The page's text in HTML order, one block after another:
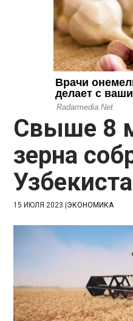
Свыше 8
зерна
15 ИЮЛЯ 2023 |ЭКОНОМИКА